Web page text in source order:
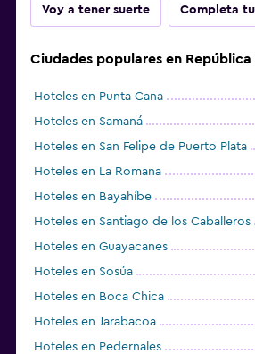
Voy a tener suerte Completa
Ciudades populares en República
Hoteles en Punta Cana
Hoteles en Samaná
Hoteles en San Felipe de Puerto Plata
Hoteles en La Romana
Hoteles en Bayahíbe
Hoteles en Santiago de los Caballeros
Hoteles en Guayacanes
Hoteles en Sosúa
Hoteles en Boca Chica
Hoteles en Jarabacoa
Hoteles en Pedernales